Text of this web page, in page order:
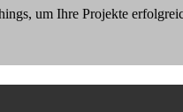
um Ihre Projekte